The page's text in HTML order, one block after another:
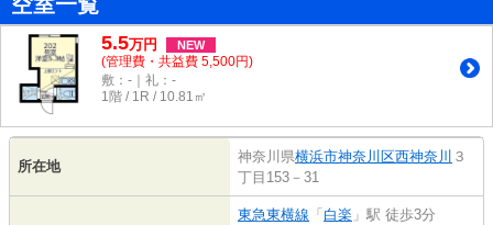
5.5万円 NEW
(管理費・共益費 5,500円)
敷：-｜礼：-
1階 / 1R / 10.81㎡
所在地
神奈川県横浜市神奈川区西神奈川 ３
丁目153－31
東急東横線 「 白楽 」駅 徒歩3分